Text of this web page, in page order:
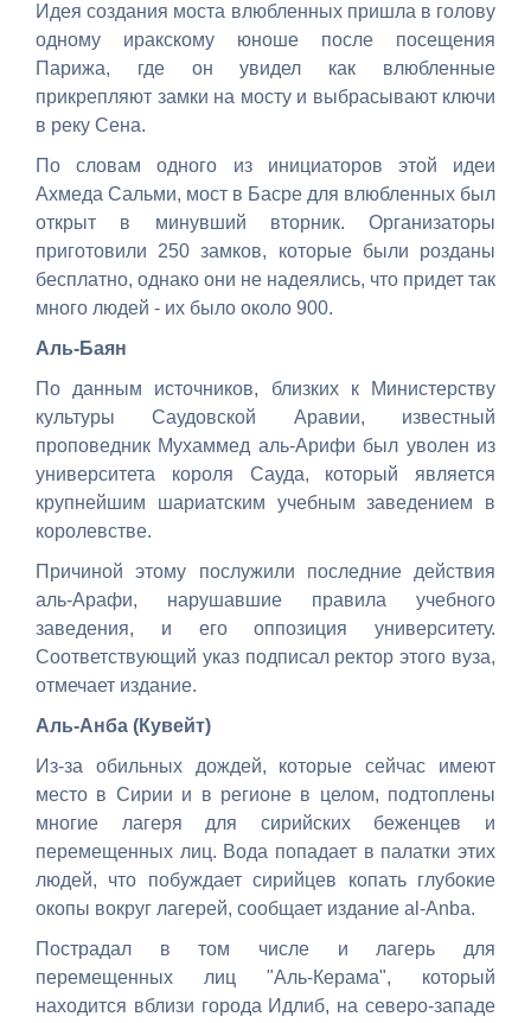
Идея создания моста влюбленных пришла в голову
одному иракскому юноше после посещения
Парижа, где он увидел как влюбленные
прикрепляют замки на мосту и выбрасывают ключи
в реку Сена.
По словам одного из инициаторов этой идеи
Ахмеда Сальми, мост в Басре для влюбленных был
открыт в минувший вторник. Организаторы
приготовили 250 замков, которые были розданы
бесплатно, однако они не надеялись, что придет так
много людей - их было около 900.
Аль-Баян
По данным источников, близких к Министерству
культуры Саудовской Аравии, известный
проповедник Мухаммед аль-Арифи был уволен из
университета короля Сауда, который является
крупнейшим шариатским учебным заведением в
королевстве.
Причиной этому послужили последние действия
аль-Арафи, нарушавшие правила учебного
заведения, и его оппозиция университету.
Соответствующий указ подписал ректор этого вуза,
отмечает издание.
Аль-Анба (Кувейт)
Из-за обильных дождей, которые сейчас имеют
место в Сирии и в регионе в целом, подтоплены
многие лагеря для сирийских беженцев и
перемещенных лиц. Вода попадает в палатки этих
людей, что побуждает сирийцев копать глубокие
окопы вокруг лагерей, сообщает издание al-Anba.
Пострадал в том числе и лагерь для
перемещенных лиц "Аль-Керама", который
находится вблизи города Идлиб, на северо-западе